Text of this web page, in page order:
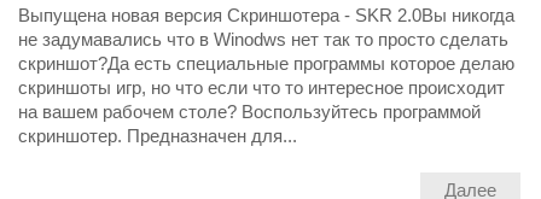
Выпущена новая версия Скриншотера - SKR 2.0Вы никогда
не задумавались что в Winodws нет так то просто сделать
скриншот?Да есть специальные программы которое делаю
скриншоты игр, но что если что то интересное происходит
на вашем рабочем столе? Воспользуйтесь программой
скриншотер. Предназначен для...
Далее